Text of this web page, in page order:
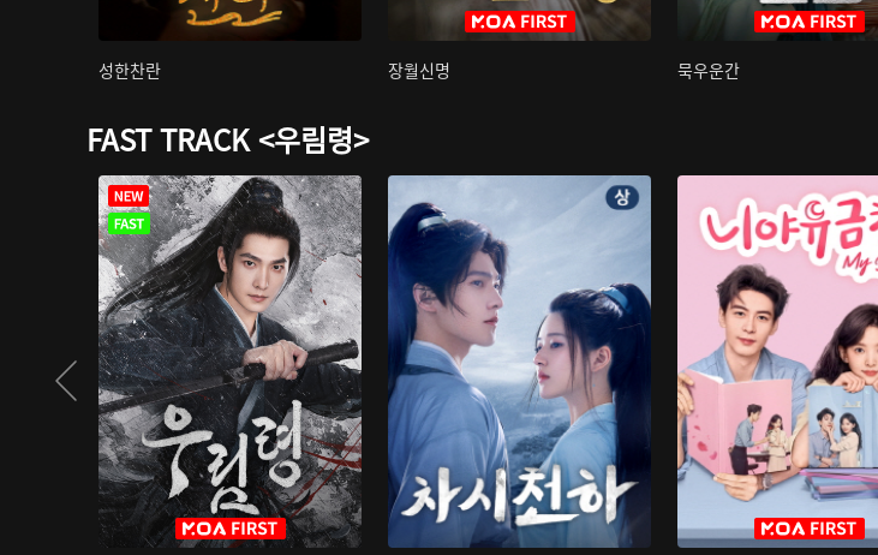
성한찬란 장월신명 묵우운간
FAST TRACK <우림령>